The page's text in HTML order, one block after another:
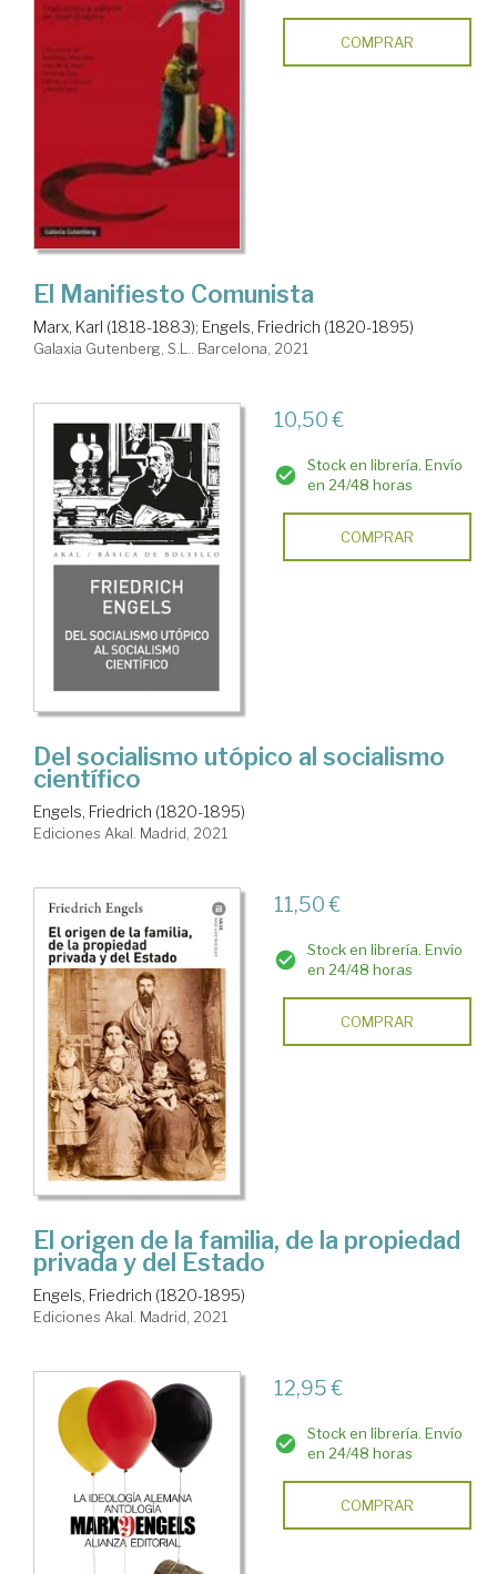
COMPRAR
El Manifiesto Comunista
Marx, Karl (1818-1883); Engels, Friedrich (1820-1895)
Galaxia Gutenberg, S.L.. Barcelona, 2021
10,50 €
Stock en librería. Envío
en 24/48 horas
COMPRAR
Del socialismo utópico al socialismo
científico
Engels, Friedrich (1820-1895)
Ediciones Akal. Madrid, 2021
11,50 €
Stock en librería. Envío
en 24/48 horas
COMPRAR
El origen de la familia, de la propiedad
privada y del Estado
Engels, Friedrich (1820-1895)
Ediciones Akal. Madrid, 2021
12,95 €
Stock en librería. Envío
en 24/48 horas
COMPRAR